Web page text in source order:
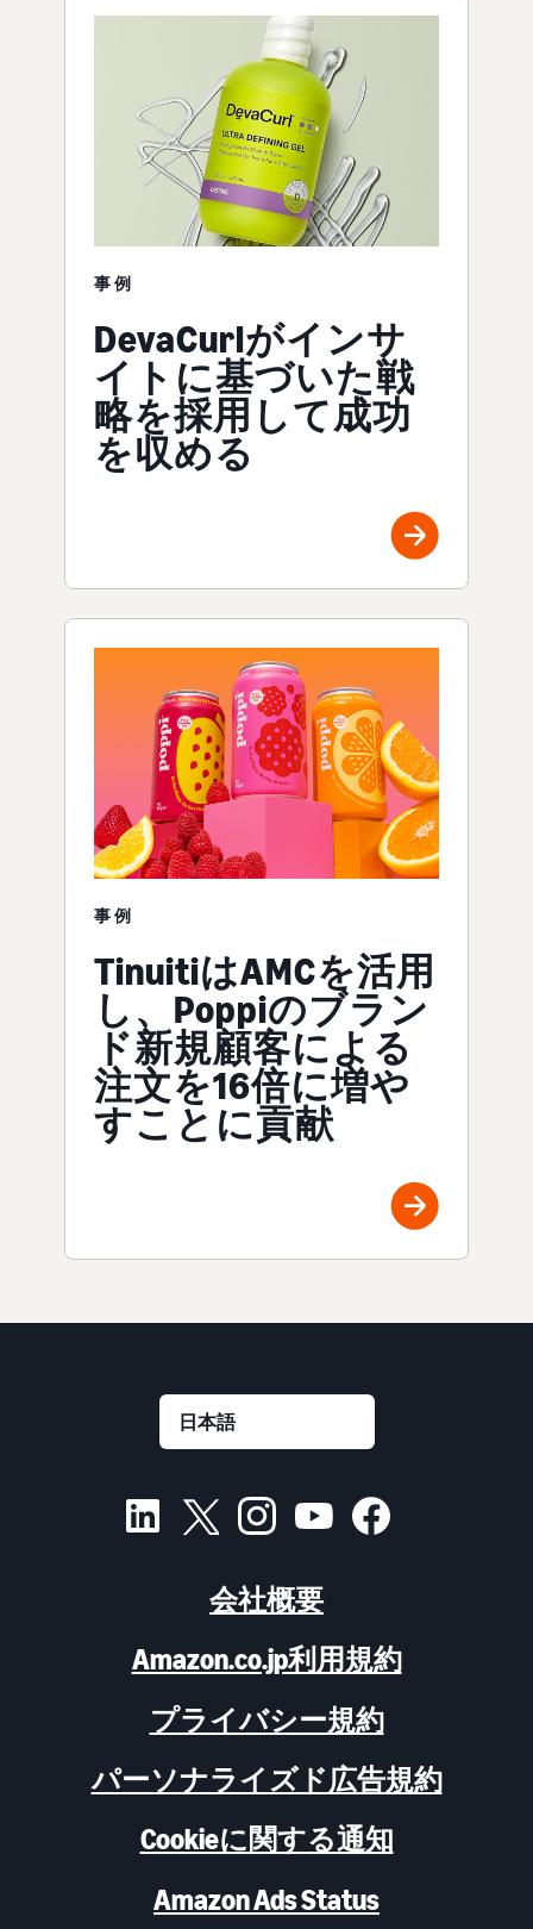
事例
DevaCurlがインサ
イトに基づいた戦
略を採用して成功
を収める
事例
TinuitiはAMCを活用
し、Poppiのブラン
ド新規顧客による
注文を16倍に増や
すことに貢献
会社概要
Amazon.co.jp利用規約
プライバシー規約
パーソナライズド広告規約
Cookieに関する通知
Amazon Ads Status